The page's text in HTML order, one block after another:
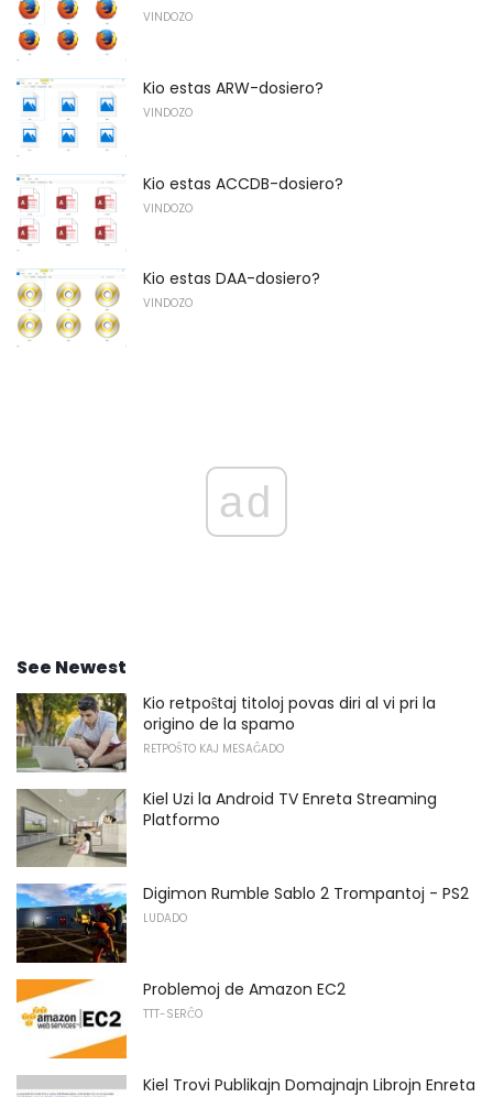
VINDOZO
Kio estas ARW-dosiero?
VINDOZO
Kio estas ACCDB-dosiero?
VINDOZO
Kio estas DAA-dosiero?
VINDOZO
ad
See Newest
Kio retpoŝtaj titoloj povas diri al vi pri la
origino de la spamo
RETPOŜTO KAJ MESAĜADO
Kiel Uzi la Android TV Enreta Streaming
Platformo
Digimon Rumble Sablo 2 Trompantoj - PS2
LUDADO
Problemoj de Amazon EC2
TTT-SERĈO
Kiel Trovi Publikajn Domajnajn Librojn Enreta